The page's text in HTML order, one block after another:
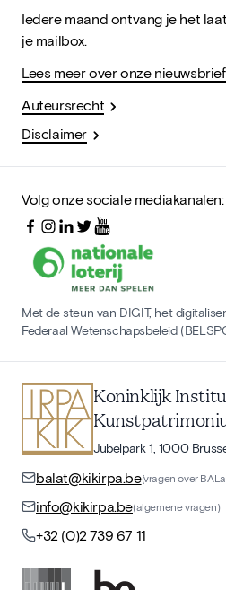
Iedere maand ontvang je het
je mailbox.
Lees meer over onze nieuwsbrief
Auteursrecht
Disclaimer
Volg onze sociale mediakanalen:
Met de steun van DIGIT, het
Federaal Wetenschapsbeleid
Koninklijk
Jubelpark 1, 1000
balat@kikirpa.be(vragen over
info@kikirpa.be(algemene vragen)
+32 (0)2 739 67 11